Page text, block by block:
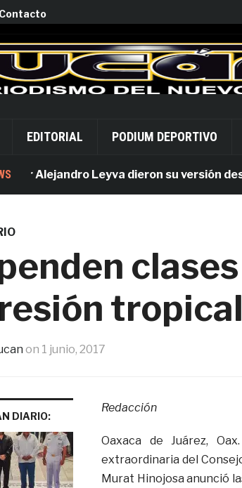
Contacto
EDITORIAL PODIUM DEPORTIVO
Alejandro Leyva dieron su versión desde
tropical
on 1 junio, 2017
DIARIO:
Redacción
Oaxaca de Juárez, O
extraordinaria del
Murat Hinojosa anunció